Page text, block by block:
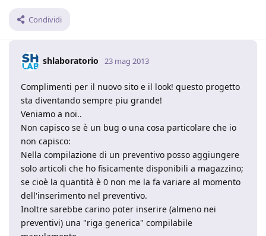
Condividi
shlaboratorio 23 mag 2013
Complimenti per il nuovo sito e il look! questo progetto
sta diventando sempre piu grande!
Veniamo a noi..
Non capisco se è un bug o una cosa particolare che io
non capisco:
Nella compilazione di un preventivo posso aggiungere
solo articoli che ho fisicamente disponibili a magazzino;
se cioè la quantità è 0 non me la fa variare al momento
dell'inserimento nel preventivo.
Inoltre sarebbe carino poter inserire (almeno nei
preventivi) una "riga generica" compilabile